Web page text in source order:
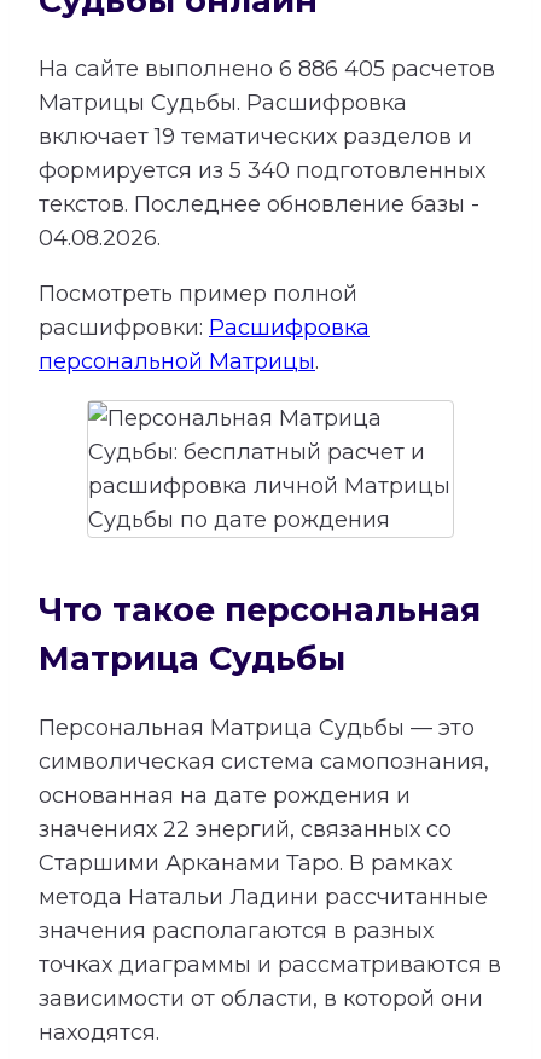
На сайте выполнено 6 886 405 расчетов
Матрицы Судьбы. Расшифровка
включает19 тематических разделов и
формируется из 5 340 подготовленных
текстов. Последнее обновление базы -
04.08.2026.
Посмотреть пример полной
расшифровки: Расшифровка
персональной Матрицы.
Что такое персональная
Матрица Судьбы
Персональная Матрица Судьбы — это
символическая система самопознания,
основанная на дате рождения и
значениях 22 энергий, связанных со
Старшими Арканами Таро. В рамках
метода Натальи Ладини рассчитанные
значения располагаются в разных
точках диаграммы и рассматриваются в
зависимости от области, в которой они
находятся.